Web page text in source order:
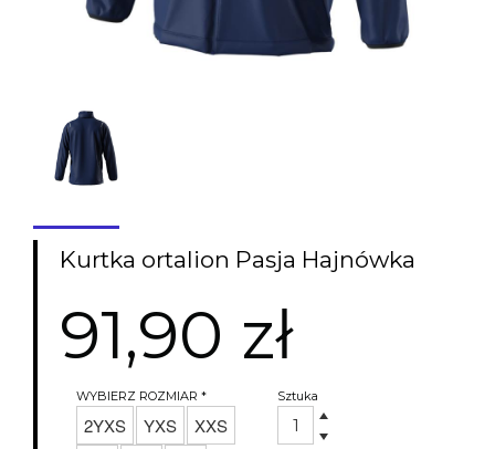
Kurtka ortalion Pasja Hajnówka
91,90 zł
WYBIERZ ROZMIAR *
2YXS YXS
XXS
Sztuka